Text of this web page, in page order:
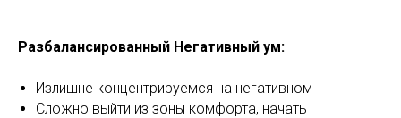
Разбалансированный Негативный ум:
Излишне концентрируемся на негативном
Сложно выйти из зоны комфорта, начать